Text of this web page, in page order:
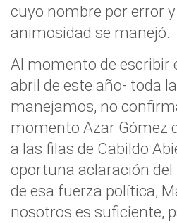
cuyo nombre por error
animosidad se manejó.
Al momento de escribir
abril de este año- toda
manejamos, no
momento Azar Gómez
a las filas de Cabildo
oportuna aclaración
de esa fuerza política,
nosotros es suficiente,